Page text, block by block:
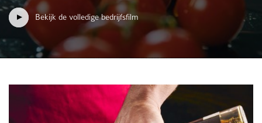
Bekijk de volledige bedrijfsfilm